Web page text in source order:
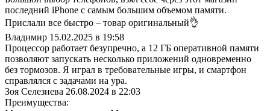
последний iPhone с самым большим объемом памяти.
Прислали все быстро – товар оригинальный👌
Владимир 15.02.2025 в 19:58
Процессор работает безупречно, а 12 ГБ оперативной памяти
позволяют запускать несколько приложений одновременно
без тормозов. Я играл в требовательные игры, и смартфон
справлялся с задачами на ура.
Зоя Селезнева 26.08.2024 в 22:03
Преимущества: